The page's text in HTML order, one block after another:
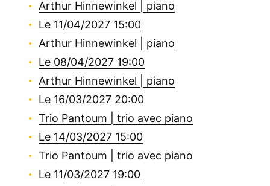
Arthur Hinnewinkel | piano
Le 11/04/2027 15:00
Arthur Hinnewinkel | piano
Le 08/04/2027 19:00
Arthur Hinnewinkel | piano
Le 16/03/2027 20:00
Trio Pantoum | trio avec piano
Le 14/03/2027 15:00
Trio Pantoum | trio avec piano
Le 11/03/2027 19:00